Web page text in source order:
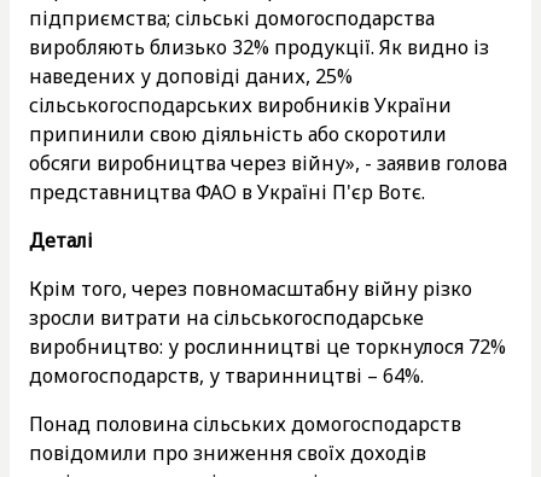
підприємства; сільські домогосподарства
виробляють близько 32% продукції. Як видно із
наведених у доповіді даних, 25%
сільськогосподарських виробників України
припинили свою діяльність або скоротили
обсяги виробництва через війну», - заявив голова
представництва ФАО в Україні П'єр Вотє.
Деталі
Крім того, через повномасштабну війну різко
зросли витрати на сільськогосподарське
виробництво: у рослинництві це торкнулося 72%
домогосподарств, у тваринництві – 64%.
Понад половина сільських домогосподарств
повідомили про зниження своїх доходів